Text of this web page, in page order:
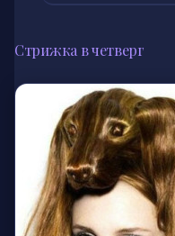
Стрижка в четверг